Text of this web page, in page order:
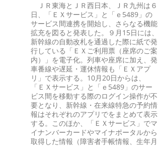
ＪＲ東海とＪＲ西日本、ＪＲ九州は６
日、「ＥＸサービス」と「ｅ5489」の
サービス間連携を開始し、さらなる機能
拡充を図ると発表した。９月15日には、
新幹線の自動改札を通過した際に紙で発
行している「ＥＸご利用票（座席のご案
内）」を電子化。列車や座席に加え、発
車番線や遅延・運休情報も「ＥＸアプ
リ」で表示する。10月20日からは、
「ＥＸサービス」と「ｅ5489」のサー
ビス間を移動する際のログイン操作が不
要となり、新幹線・在来線特急の予約情
報はそれぞれのアプリでをまとめて表示
する。このほか、「ＥＸサービス」でマ
イナンバーカードやマイナポータルから
取得した情報（障害者手帳情報、生年月